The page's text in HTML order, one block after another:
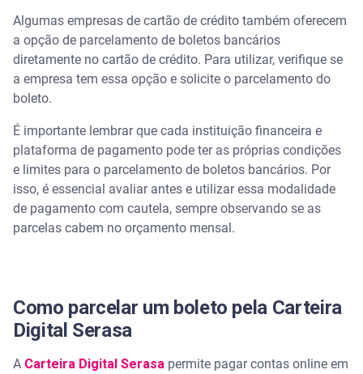
Algumas empresas de cartão de crédito também oferecem
a opção de parcelamento de boletos bancários
diretamente no cartão de crédito. Para utilizar, verifique se
a empresa tem essa opção e solicite o parcelamento do
boleto.
É importante lembrar que cada instituição financeira e
plataforma de pagamento pode ter as próprias condições
e limites para o parcelamento de boletos bancários. Por
isso, é essencial avaliar antes e utilizar essa modalidade
de pagamento com cautela, sempre observando se as
parcelas cabem no orçamento mensal.
Como parcelar um boleto pela Carteira
Digital Serasa
A Carteira Digital Serasa permite pagar contas online em